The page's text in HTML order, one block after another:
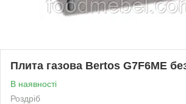
Плита газова Bertos G7F6ME
В наявності
Роздріб